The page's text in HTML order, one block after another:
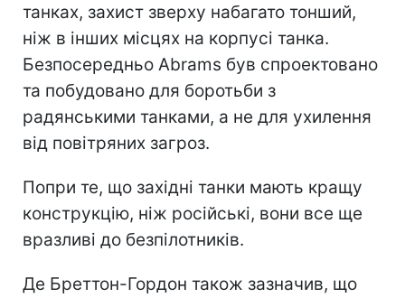
танках, захист зверху набагато тонший,
ніж в інших місцях на корпусі танка.
Безпосередньо Abrams був спроектовано
та побудовано для боротьби з
радянськими танками, а не для ухилення
від повітряних загроз.
Попри те, що західні танки мають кращу
конструкцію, ніж російські, вони все ще
вразливі до безпілотників.
Де Бреттон-Гордон також зазначив, що